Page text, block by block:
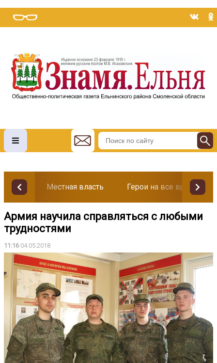
Местная власть Герои на все времена
Армия научила справляться с любыми
трудностями
11:1604.05.2018